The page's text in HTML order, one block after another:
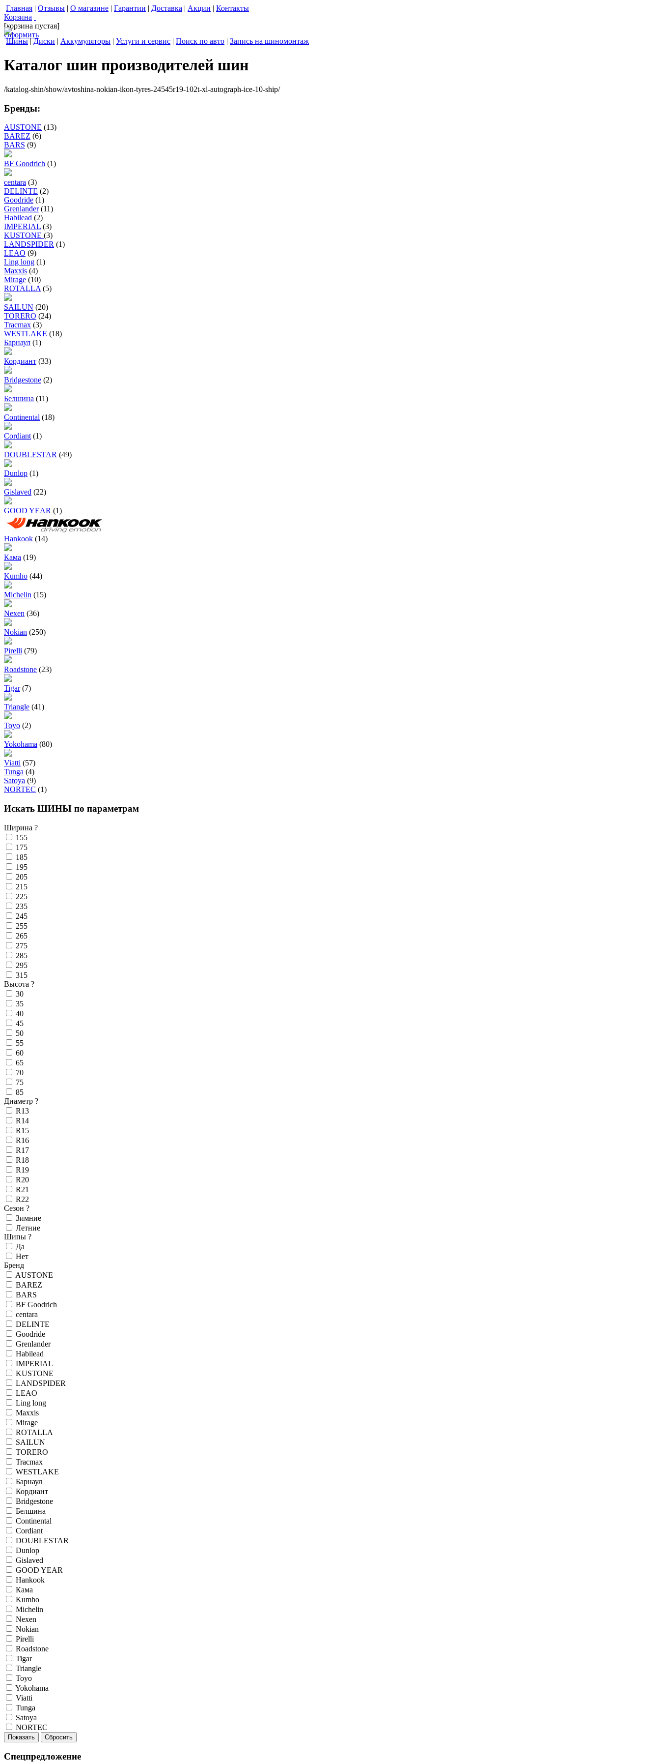
Главная | Отзывы | О магазине | Гарантии | Доставка | Акции | Контакты
Корзина
[корзина пустая]
Оформить
Шины | Диски | Аккумуляторы | Услуги и сервис | Поиск по авто | Запись на шиномонтаж
Каталог шин производителей шин
/katalog-shin/show/avtoshina-nokian-ikon-tyres-24545r19-102t-xl-autograph-ice-10-ship/
Бренды:
AUSTONE (13)
BAREZ (6)
BARS (9)
BF Goodrich (1)
centara (3)
DELINTE (2)
Goodride (1)
Grenlander (11)
Habilead (2)
IMPERIAL (3)
KUSTONE (3)
LANDSPIDER (1)
LEAO (9)
Ling long (1)
Maxxis (4)
Mirage (10)
ROTALLA (5)
SAILUN (20)
TORERO (24)
Tracmax (3)
WESTLAKE (18)
Барнаул (1)
Кордиант (33)
Bridgestone (2)
Белшина (11)
Continental (18)
Cordiant (1)
DOUBLESTAR (49)
Dunlop (1)
Gislaved (22)
GOOD YEAR (1)
Hankook (14)
Кама (19)
Kumho (44)
Michelin (15)
Nexen (36)
Nokian (250)
Pirelli (79)
Roadstone (23)
Tigar (7)
Triangle (41)
Toyo (2)
Yokohama (80)
Viatti (57)
Tunga (4)
Satoya (9)
NORTEC (1)
Искать ШИНЫ по параметрам
Ширина ?
155
175
185
195
205
215
225
235
245
255
265
275
285
295
315
Высота ?
30
35
40
45
50
55
60
65
70
75
85
Диаметр ?
R13
R14
R15
R16
R17
R18
R19
R20
R21
R22
Сезон ?
Зимние
Летние
Шипы ?
Да
Нет
Бренд
AUSTONE
BAREZ
BARS
BF Goodrich
centara
DELINTE
Goodride
Grenlander
Habilead
IMPERIAL
KUSTONE
LANDSPIDER
LEAO
Ling long
Maxxis
Mirage
ROTALLA
SAILUN
TORERO
Tracmax
WESTLAKE
Барнаул
Кордиант
Bridgestone
Белшина
Continental
Cordiant
DOUBLESTAR
Dunlop
Gislaved
GOOD YEAR
Hankook
Кама
Kumho
Michelin
Nexen
Nokian
Pirelli
Roadstone
Tigar
Triangle
Toyo
Yokohama
Viatti
Tunga
Satoya
NORTEC
Показать Сбросить
Спецпредложение